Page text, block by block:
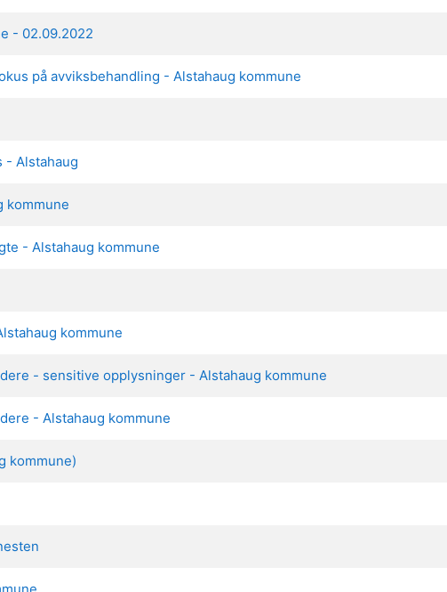
- 02.09.2022
på avviksbehandling - Alstahaug kommune
- Alstahaug
kommune
- Alstahaug kommune
kommune
- sensitive opplysninger - Alstahaug kommune
- Alstahaug kommune
kommune)